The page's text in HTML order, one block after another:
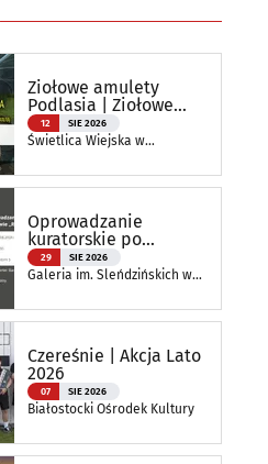
Ziołowe amulety
Podlasia | Ziołowe
Pokolenia
12 SIE 2026
Świetlica Wiejska w
Jeździecka 14
Oprowadzanie
kuratorskie po
wystawie
„Reinterpretacje”
29 SIE 2026
Galeria im. Sleńdzińskich w
Czereśnie | Akcja Lato
2026
07 SIE 2026
Białostocki Ośrodek Kultury